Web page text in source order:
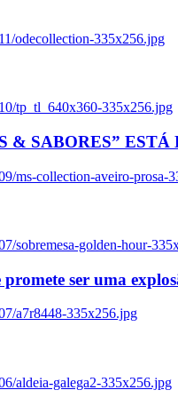
odecollection-335x256.jpg
tp_tl_640x360-335x256.jpg
& SABORES”
ms-collection-aveiro-prosa-
sobremesa-golden-hour-
ser uma
a7r8448-335x256.jpg
aldeia-galega2-335x256.jpg